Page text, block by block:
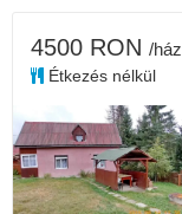
4500 RON /ház
Étkezés nélkül